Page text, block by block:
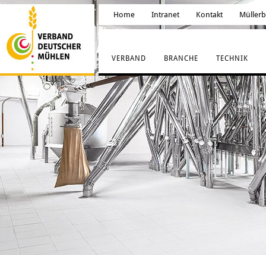
Home Intranet Kontakt
VERBAND BRANCHE TECHNIK